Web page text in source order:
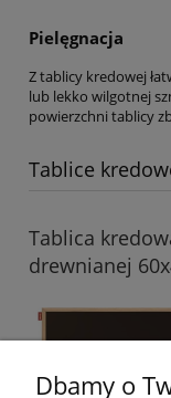
Pielęgnacja
Z tablicy kredowej
lub lekko wilgotnej
powierzchni tablicy
Tablice
Tablica
drewnianej
Dbamy o